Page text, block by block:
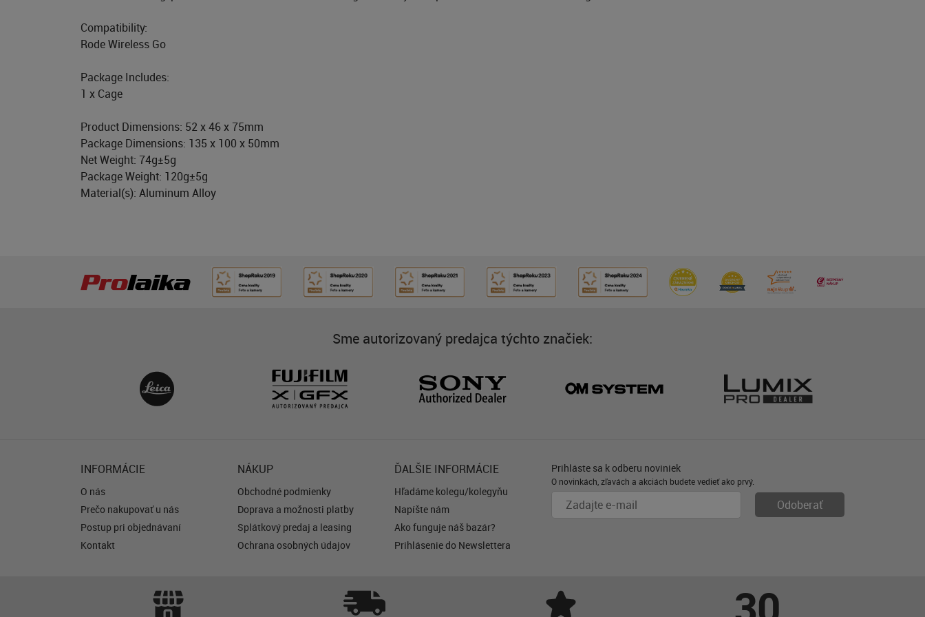
Compatibility:
Rode Wireless Go
Package Includes:
1 x Cage
Product Dimensions: 52 x 46 x 75mm
Package Dimensions: 135 x 100 x 50mm
Net Weight: 74g±5g
Package Weight: 120g±5g
Material(s): Aluminum Alloy
Sme autorizovaný predajca týchto značiek:
INFORMÁCIE
O nás
Prečo nakupovať u nás
Postup pri objednávaní
Kontakt
NÁKUP
Obchodné podmienky
Doprava a možnosti platby
Splátkový predaj a leasing
Ochrana osobných údajov
ĎALŠIE INFORMÁCIE
Hľadáme kolegu/kolegyňu
Napíšte nám
Ako funguje náš bazár?
Prihlásenie do Newslettera
Prihláste sa k odberu noviniek
O novinkách, zľavách a akciách budete vedieť ako prvý.